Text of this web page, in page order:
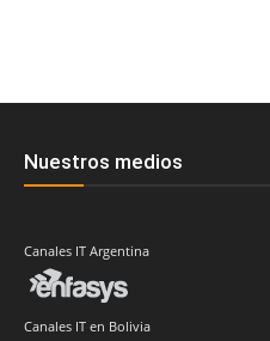
Nuestros medios
Canales IT Argentina
Canales IT en Bolivia